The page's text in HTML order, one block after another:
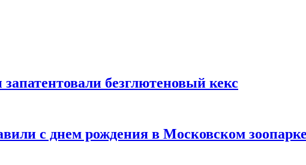
безглютеновый кекс
с днем рождения в Московском зоопарке